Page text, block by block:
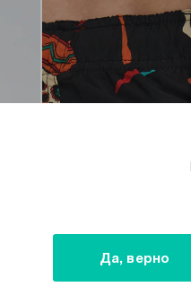
Да, верно